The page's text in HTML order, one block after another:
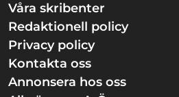
Våra skribenter
Redaktionell policy
Privacy policy
Kontakta oss
Annonsera hos oss